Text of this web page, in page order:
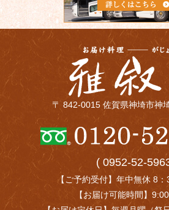
〒 842-0015 佐賀県神埼市神
( 0952-52-
【ご予約受付】年中無休 8
【お届け可能時間】